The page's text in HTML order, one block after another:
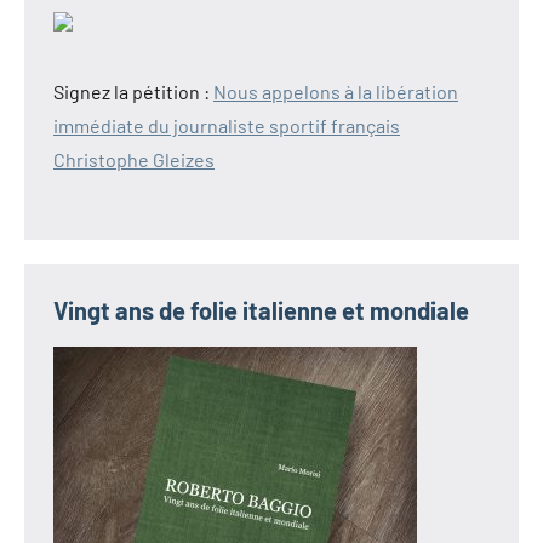
Signez la pétition : Nous appelons à la libération
immédiate du journaliste sportif français
Christophe Gleizes
Vingt ans de folie italienne et mondiale